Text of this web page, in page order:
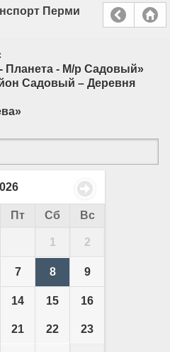
Перми
Планета - М/р Садовый»
Садовый – Деревня
Пт Сб Вс
1 2
7 8 9
14 15 16
21 22 23